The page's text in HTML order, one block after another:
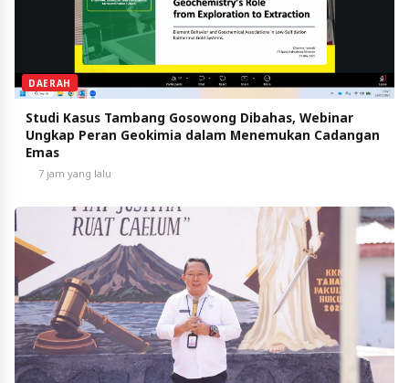
DAERAH
Studi Kasus Tambang Gosowong Dibahas, Webinar
Ungkap Peran Geokimia dalam Menemukan Cadangan
Emas
7 jam yang lalu